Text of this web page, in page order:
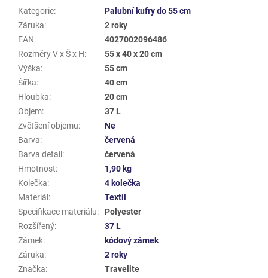
Kategorie:
Palubní kufry do 55 cm
Záruka:
2 roky
EAN:
4027002096486
Rozměry V x Š x H:
55 x 40 x 20 cm
Výška:
55 cm
Šířka:
40 cm
Hloubka:
20 cm
Objem:
37 L
Zvětšení objemu:
Ne
Barva:
červená
Barva detail :
červená
Hmotnost:
1,90 kg
Kolečka:
4 kolečka
Materiál :
Textil
Specifikace materiálu:
Polyester
Rozšířený:
37 L
Zámek:
kódový zámek
Záruka:
2 roky
Značka:
Travelite